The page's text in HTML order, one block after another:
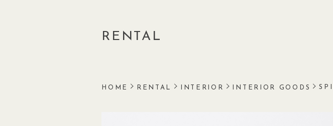
RENTAL
HOME RENTAL INTERIOR INTERIOR GOODS